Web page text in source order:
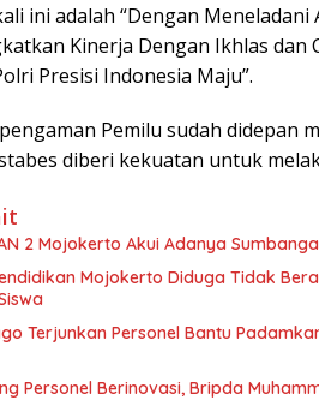
ini adalah “Dengan Meneladani
Kinerja Dengan Ikhlas dan
Presisi Indonesia Maju”.
Pemilu sudah didepan
diberi kekuatan untuk
2 Mojokerto Akui Adanya
Mojokerto Diduga Tidak
Terjunkan Personel Bantu
Personel Berinovasi, Bripda